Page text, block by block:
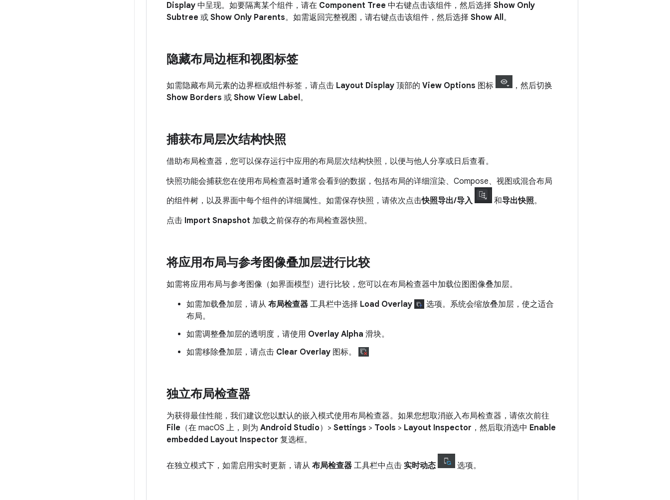
Display 中呈现。如要隔离某个组件，请在 Component Tree 中右键点击该组件，然后选择 Show Only
Subtree 或 Show Only Parents。如需返回完整视图，请右键点击该组件，然后选择 Show All。
隐藏布局边框和视图标签
如需隐藏布局元素的边界框或组件标签，请点击 Layout Display 顶部的 View Options 图标
，然后切换
Show Borders 或 Show View Label。
捕获布局层次结构快照
借助布局检查器，您可以保存运行中应用的布局层次结构快照，以便与他人分享或日后查看。
快照功能会捕获您在使用布局检查器时通常会看到的数据，包括布局的详细渲染、Compose、视图或混合布局
的组件树，以及界面中每个组件的详细属性。如需保存快照，请依次点击快照导出/导入 和导出快照。
点击 Import Snapshot 加载之前保存的布局检查器快照。
将应用布局与参考图像叠加层进行比较
如需将应用布局与参考图像（如界面模型）进行比较，您可以在布局检查器中加载位图图像叠加层。
如需加载叠加层，请从 布局检查器 工具栏中选择 Load Overlay
选项。系统会缩放叠加层，使之适合
布局。
如需调整叠加层的透明度，请使用 Overlay Alpha 滑块。
如需移除叠加层，请点击 Clear Overlay 图标。
独立布局检查器
为获得最佳性能，我们建议您以默认的嵌入模式使用布局检查器。如果您想取消嵌入布局检查器，请依次前往
File （在 macOS 上，则为 Android Studio）> Settings > Tools > Layout Inspector ，然后取消选中 Enable
embedded Layout Inspector 复选框。
在独立模式下，如需启用实时更新，请从 布局检查器 工具栏中点击 实时动态 选项。